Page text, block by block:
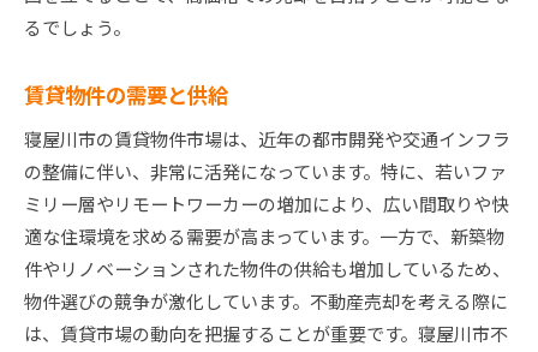
るでしょう。
賃貸物件の需要と供給
寝屋川市の賃貸物件市場は、近年の都市開発や交通インフラ
の整備に伴い、非常に活発になっています。特に、若いファ
ミリー層やリモートワーカーの増加により、広い間取りや快
適な住環境を求める需要が高まっています。一方で、新築物
件やリノベーションされた物件の供給も増加しているため、
物件選びの競争が激化しています。不動産売却を考える際に
は、賃貸市場の動向を把握することが重要です。寝屋川市不